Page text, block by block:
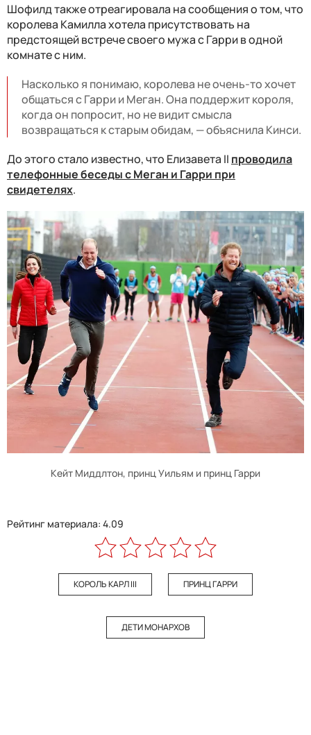
Шофилд также отреагировала на сообщения о том, что
королева Камилла хотела присутствовать на
предстоящей встрече своего мужа с Гарри в одной
комнате с ним.
Насколько я понимаю, королева не очень-то хочет
общаться с Гарри и Меган. Она поддержит короля,
когда он попросит, но не видит смысла
возвращаться к старым обидам, — объяснила Кинси.
До этого стало известно, что Елизавета II проводила
телефонные беседы с Меган и Гарри при
свидетелях.
Кейт Миддлтон, принц Уильям и принц Гарри
Рейтинг материала: 4.09
КОРОЛЬ КАРЛ III ПРИНЦ ГАРРИ
ДЕТИ МОНАРХОВ